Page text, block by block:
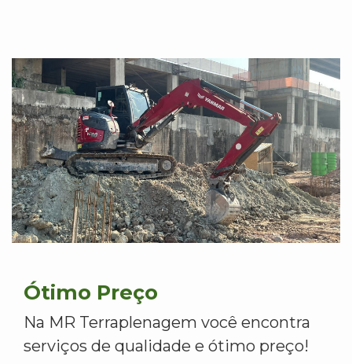
Ótimo Preço
Na MR Terraplenagem você encontra
serviços de qualidade e ótimo preço!